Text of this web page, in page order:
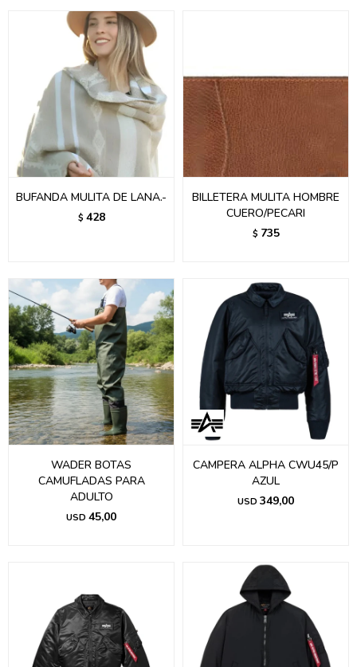
BUFANDA MULITA DE LANA.-
$ 428
BILLETERA MULITA HOMBRE
CUERO/PECARI
$ 735
WADER BOTAS
CAMUFLADAS PARA
ADULTO
USD 45,00
CAMPERA ALPHA CWU45/P
AZUL
USD 349,00